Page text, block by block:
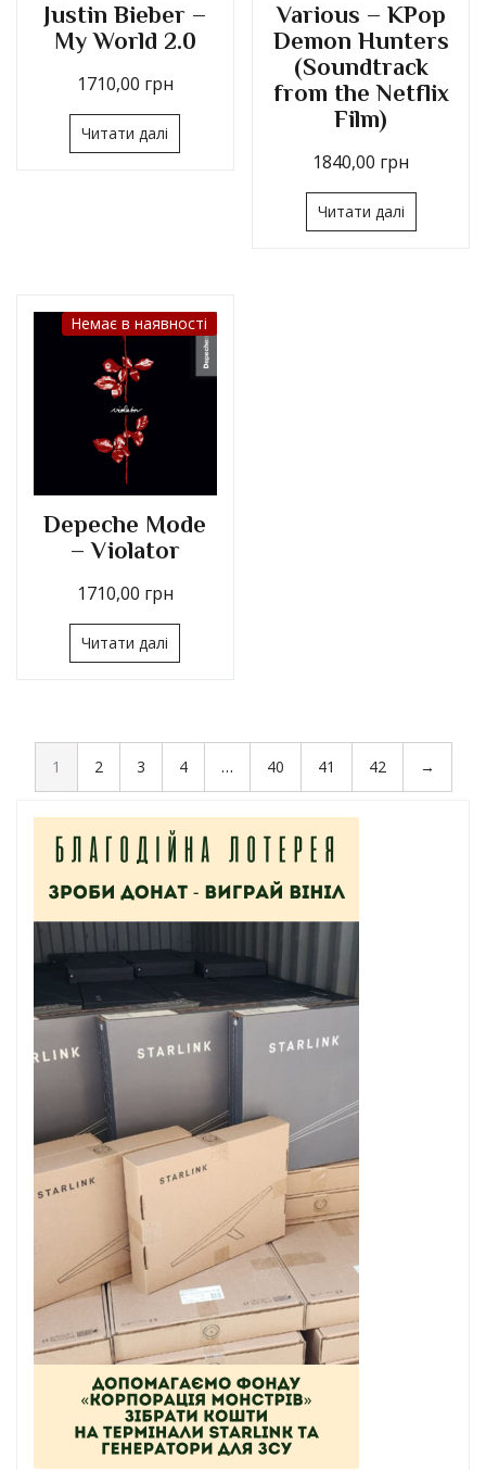
Justin Bieber –
My World 2.0
1710,00 грн
Читати далі
Various – KPop
Demon Hunters
(Soundtrack
from the Netflix
Film)
1840,00 грн
Читати далі
Немає в наявності
Depeche Mode
– Violator
1710,00 грн
Читати далі
1 2 3 4 … 40 41 42 →